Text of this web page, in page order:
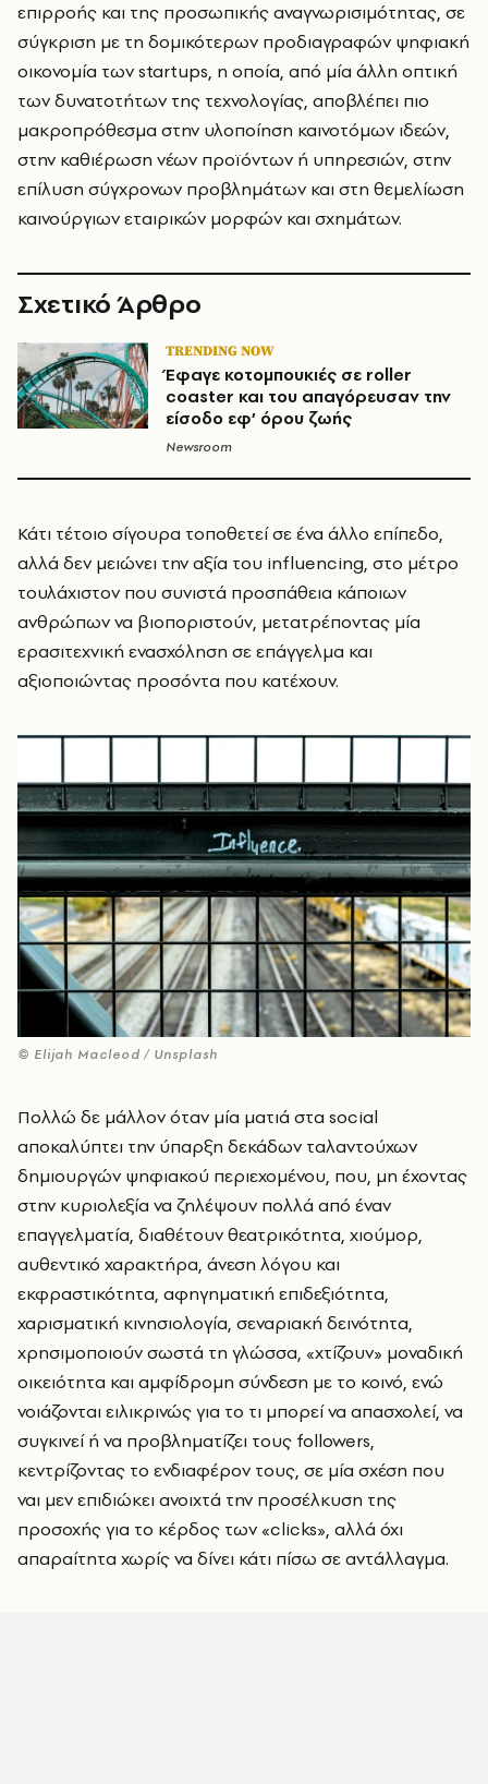
επιρροής και της προσωπικής αναγνωρισιμότητας, σε
σύγκριση με τη δομικότερων προδιαγραφών ψηφιακή
οικονομία των startups, η οποία, από μία άλλη οπτική
των δυνατοτήτων της τεχνολογίας, αποβλέπει πιο
μακροπρόθεσμα στην υλοποίηση καινοτόμων ιδεών,
στην καθιέρωση νέων προϊόντων ή υπηρεσιών, στην
επίλυση σύγχρονων προβλημάτων και στη θεμελίωση
καινούργιων εταιρικών μορφών και σχημάτων.
Σχετικό Άρθρο
TRENDING NOW
Έφαγε κοτομπουκιές σε roller
coaster και του απαγόρευσαν την
είσοδο εφ’ όρου ζωής
Newsroom
Κάτι τέτοιο σίγουρα τοποθετεί σε ένα άλλο επίπεδο,
αλλά δεν μειώνει την αξία του influencing, στο μέτρο
τουλάχιστον που συνιστά προσπάθεια κάποιων
ανθρώπων να βιοποριστούν, μετατρέποντας μία
ερασιτεχνική ενασχόληση σε επάγγελμα και
αξιοποιώντας προσόντα που κατέχουν.
© Elijah Macleod / Unsplash
Πολλώ δε μάλλον όταν μία ματιά στα social
αποκαλύπτει την ύπαρξη δεκάδων ταλαντούχων
δημιουργών ψηφιακού περιεχομένου, που, μη έχοντας
στην κυριολεξία να ζηλέψουν πολλά από έναν
επαγγελματία, διαθέτουν θεατρικότητα, χιούμορ,
αυθεντικό χαρακτήρα, άνεση λόγου και
εκφραστικότητα, αφηγηματική επιδεξιότητα,
χαρισματική κινησιολογία, σεναριακή δεινότητα,
χρησιμοποιούν σωστά τη γλώσσα, «χτίζουν» μοναδική
οικειότητα και αμφίδρομη σύνδεση με το κοινό, ενώ
νοιάζονται ειλικρινώς για το τι μπορεί να απασχολεί, να
συγκινεί ή να προβληματίζει τους followers,
κεντρίζοντας το ενδιαφέρον τους, σε μία σχέση που
ναι μεν επιδιώκει ανοιχτά την προσέλκυση της
προσοχής για το κέρδος των «clicks», αλλά όχι
απαραίτητα χωρίς να δίνει κάτι πίσω σε αντάλλαγμα.